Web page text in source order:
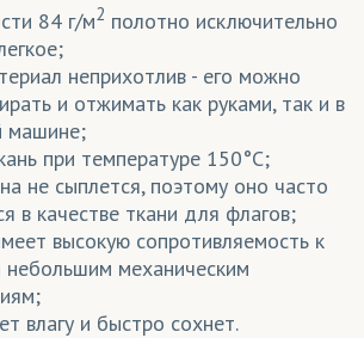
84 г/м2 полотно исключительно
неприхотлив - его можно
и отжимать как руками, так и в
машине;
при температуре 150°C;
не сыплется, поэтому оно часто
в качестве ткани для флагов;
высокую сопротивляемость к
небольшим механическим
влагу и быстро сохнет.